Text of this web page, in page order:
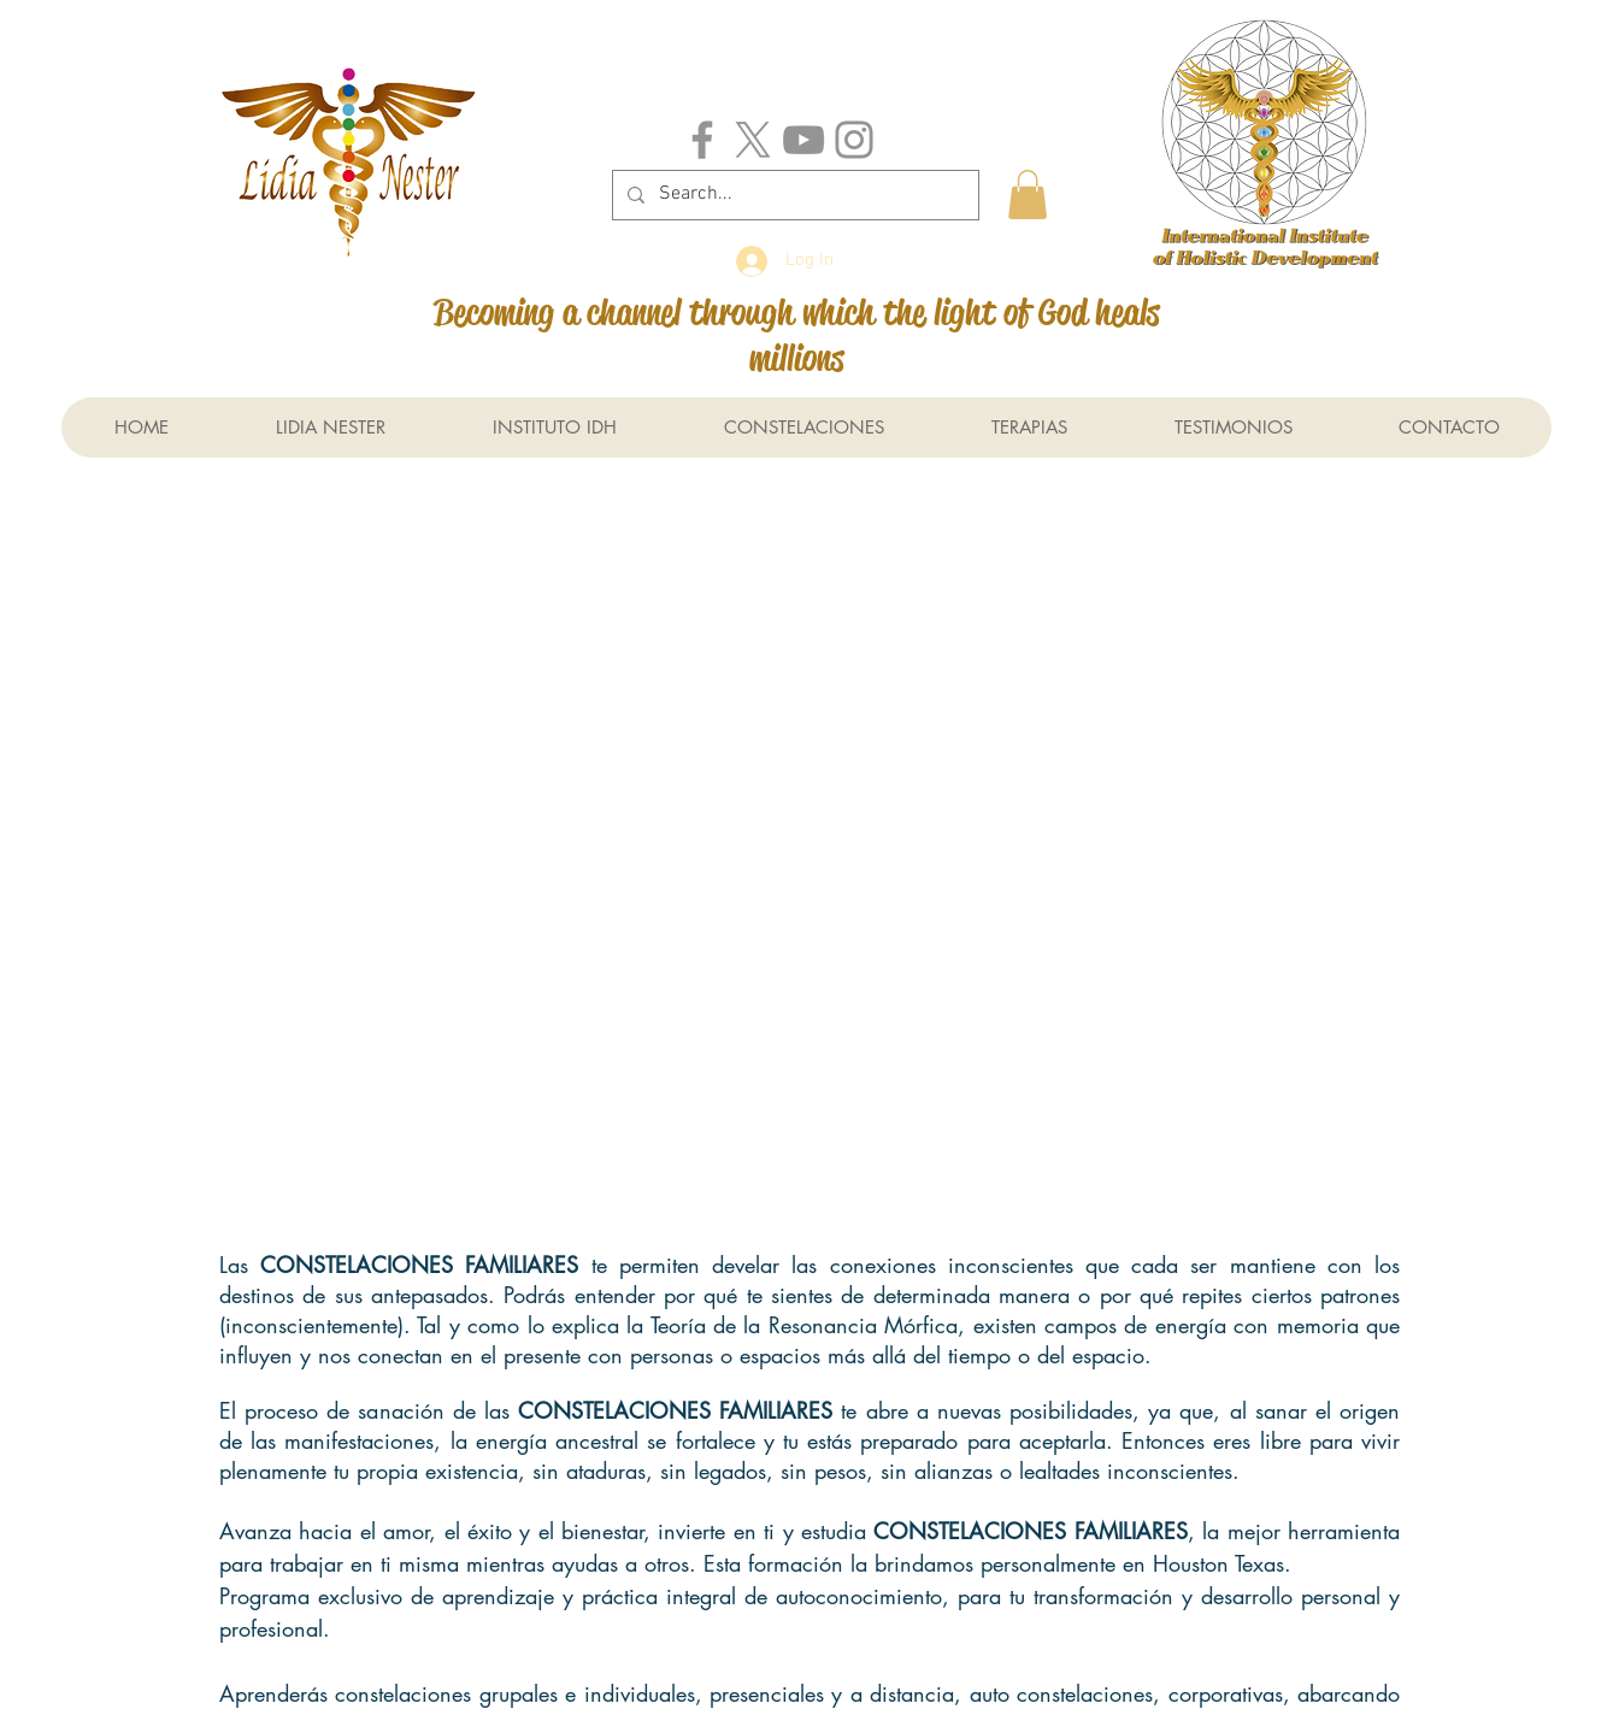
Log In
Becoming a channel through which the light of God heals
millions
HOME LIDIA NESTER INSTITUTO IDH CONSTELACIONES TERAPIAS TESTIMONIOS CONTACTO
LasCONSTELACIONES FAMILIARES te permiten develar las conexiones inconscientes que cada ser mantiene con los
destinos de sus antepasados. Podrás entender por qué te sientes de determinada manera o por qué repites ciertos patrones
(inconscientemente). Tal y como lo explica la Teoría de la Resonancia Mórfica, existen campos de energía con memoria que
influyen y nos conectan en el presente con personas o espacios más allá del tiempo o del espacio.
El proceso de sanación de las CONSTELACIONES FAMILIARES te abre a nuevas posibilidades, ya que, al sanar el origen
de las manifestaciones, la energía ancestral se fortalece y tu estás preparado para aceptarla. Entonces eres libre para vivir
plenamente tu propia existencia, sin ataduras, sin legados, sin pesos, sin alianzas o lealtades inconscientes.
Avanza hacia el amor, el éxito y el bienestar, invierte en ti y estudiaCONSTELACIONES FAMILIARES, la mejor herramienta
para trabajar en ti misma mientras ayudas a otros. Esta formación la brindamos personalmente en Houston Texas.
Programa exclusivo de aprendizaje y práctica integral de autoconocimiento, para tu transformación y desarrollo personal y
profesional.
Aprenderás constelaciones grupales e individuales, presenciales y a distancia, auto constelaciones, corporativas, abarcando